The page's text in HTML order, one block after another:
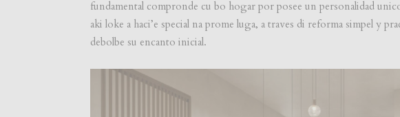
fundamental compronde cu bo hogar por posee un personalidad
aki loke a haci’e special na prome luga, a traves di reforma simpel y
debolbe su encanto inicial.